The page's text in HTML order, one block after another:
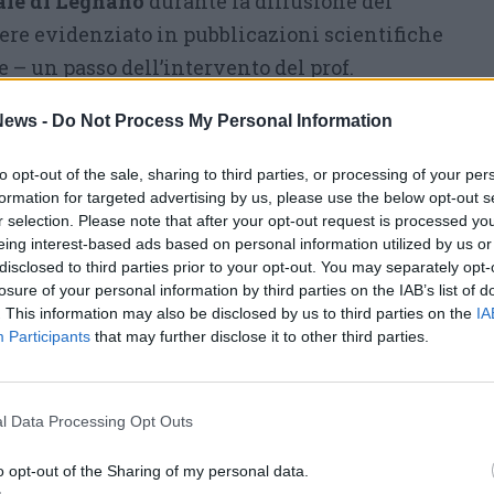
- Do Not Process My Personal Information
opt-out of the sale, sharing to third parties, or processing of your
for targeted advertising by us, please use the below opt-out
selection. Please note that after your opt-out request is processed
interest-based ads based on personal information utilized by us
to third parties prior to your opt-out. You may separately
of your personal information by third parties on the IAB’s list of
This information may also be disclosed by us to third parties on the
Participants that may further disclose it to other third parties.
Data Processing Opt Outs
opt-out of the Sharing of my personal data.
evidenziato in pubblicazioni scientifiche
un passo dell’intervento del prof.
che ha comunque evidenziato
e del suo contributo nell’ascolto e
Non solo, abbiamo attivato un nuovo
ha aperto strade verso un futuro di
mediche ed informatiche che
paziente a distanza».
rilievo è stata evidenziato in materia di
che pone l’ospedale di Legnano in cima
del virus: «Nel 2020 – così il prof. Mazzone
in meno rispetto i decessi della media
2021 l’anno in cui l’impegno e il sacrificio
premiatodal 50% in meno di morti, se